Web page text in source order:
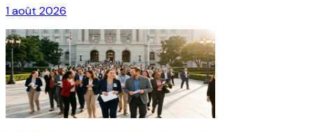
1 août 2026